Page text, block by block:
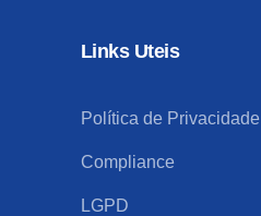
Links Uteis
Política de Privacidade
Compliance
LGPD